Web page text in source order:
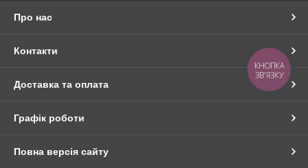
Про нас
Контакти
Доставка та оплата
Графік роботи
Повна версія сайту
КНОПКА
ЗВ'ЯЗКУ